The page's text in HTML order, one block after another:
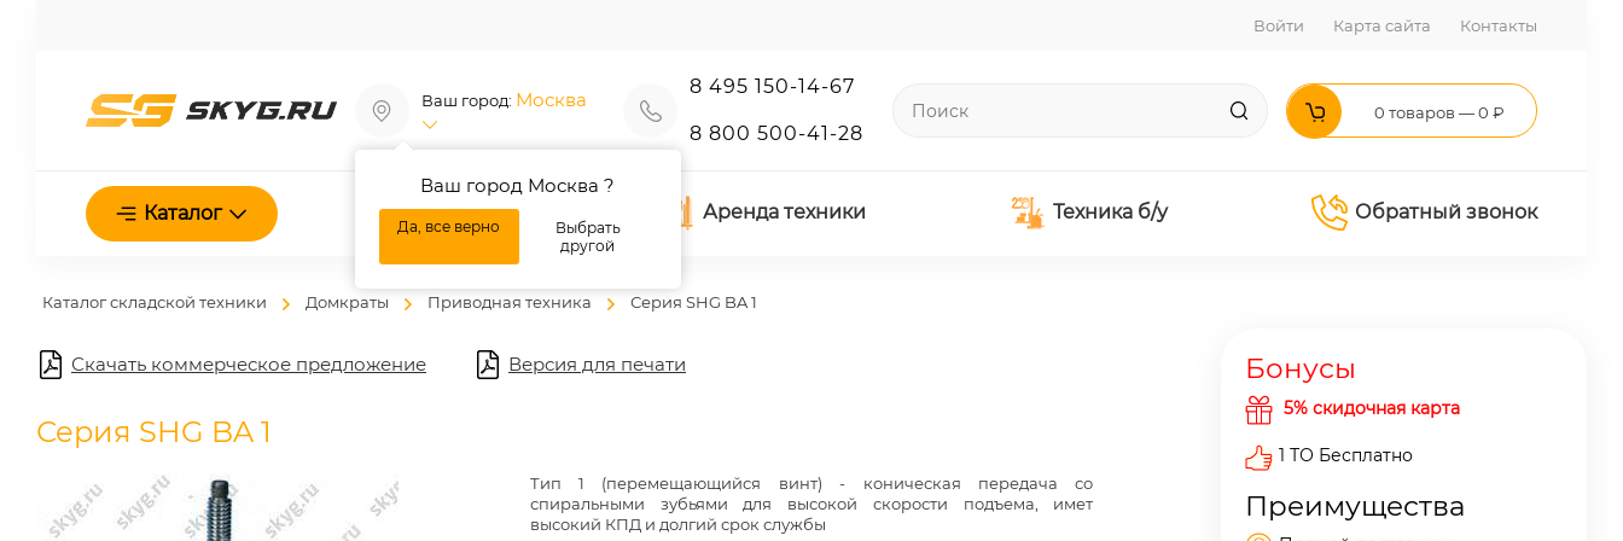
Войти Карта сайта Контакты
Ваш город: Москва
Ваш город Москва ?
Да, все верно
Выбрать
другой
8 495 150-14-67
8 800 500-41-28
0 товаров — 0 ₽
Каталог О нас Аренда техники Техника б/у Обратный звонок
Каталог складской техники Домкраты Приводная техника Серия SHG BA 1
Скачать коммерческое предложение Версия для печати
Серия SHG BA 1
Тип 1 (перемещающийся винт) - коническая передача со
спиральными зубьями для высокой скорости подъема, имет
высокий КПД и долгий срок службы
Бонусы
5% скидочная карта
1 ТО Бесплатно
Преимущества